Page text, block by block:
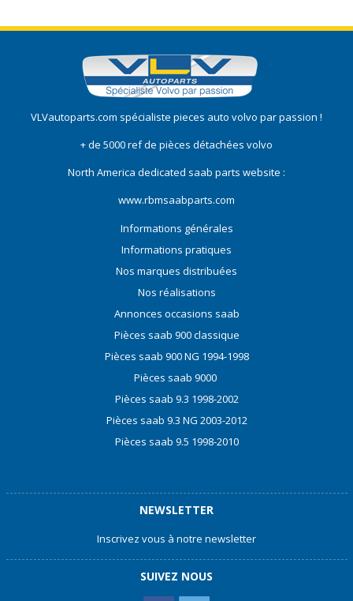
VLVautoparts.com spécialiste pieces auto volvo par passion !
+ de 5000 ref de pièces détachées volvo
North America dedicated saab parts website :
www.rbmsaabparts.com
Informations générales
Informations pratiques
Nos marques distribuées
Nos réalisations
Annonces occasions saab
Pièces saab 900 classique
Pièces saab 900 NG 1994-1998
Pièces saab 9000
Pièces saab 9.3 1998-2002
Pièces saab 9.3 NG 2003-2012
Pièces saab 9.5 1998-2010
NEWSLETTER
Inscrivez vous à notre newsletter
SUIVEZ NOUS